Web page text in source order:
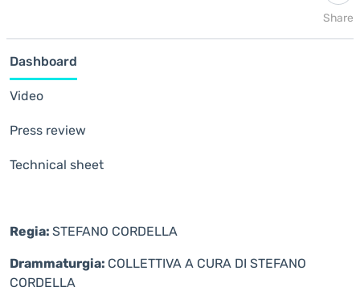
Share
Dashboard
Video
Press review
Technical sheet
Regia: STEFANO CORDELLA
Drammaturgia: COLLETTIVA A CURA DI STEFANO
CORDELLA